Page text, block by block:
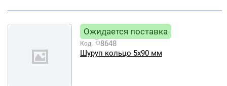
Ожидается поставка
Код:
8648
Шуруп кольцо 5х90 мм